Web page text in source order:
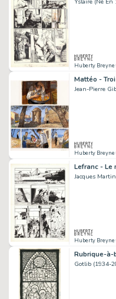
Huberty
Mattéo -
Jean-Pierre
Huberty
Lefranc - Le
Jacques
Huberty
Rubrique-à-
Gotlib (1934-